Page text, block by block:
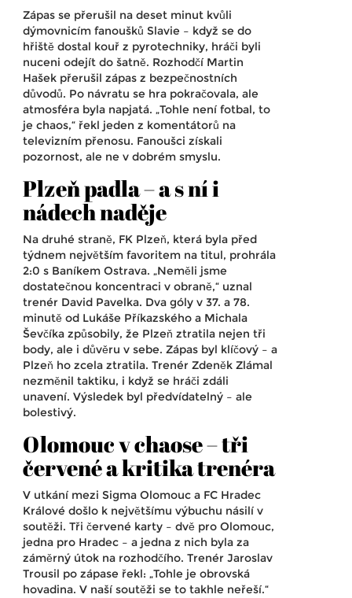
Zápas se přerušil na deset minut kvůli
dýmovnicím fanoušků Slavie – když se do
hřiště dostal kouř z pyrotechniky, hráči byli
nuceni odejít do šatně. Rozhodčí Martin
Hašek přerušil zápas z bezpečnostních
důvodů. Po návratu se hra pokračovala, ale
atmosféra byla napjatá. „Tohle není fotbal, to
je chaos,“ řekl jeden z komentátorů na
televizním přenosu. Fanoušci získali
pozornost, ale ne v dobrém smyslu.
Plzeň padla – a s ní i
nádech naděje
Na druhé straně, FK Plzeň, která byla před
týdnem největším favoritem na titul, prohrála
2:0 s Baníkem Ostrava. „Neměli jsme
dostatečnou koncentraci v obraně,“ uznal
trenér David Pavelka. Dva góly v 37. a 78.
minutě od Lukáše Příkazského a Michala
Ševčíka způsobily, že Plzeň ztratila nejen tři
body, ale i důvěru v sebe. Zápas byl klíčový – a
Plzeň ho zcela ztratila. Trenér Zdeněk Zlámal
nezměnil taktiku, i když se hráči zdáli
unavení. Výsledek byl předvídatelný – ale
bolestivý.
Olomouc v chaose – tři
červené a kritika trenéra
V utkání mezi Sigma Olomouc a FC Hradec
Králové došlo k největšímu výbuchu násilí v
soutěži. Tři červené karty – dvě pro Olomouc,
jedna pro Hradec – a jedna z nich byla za
záměrný útok na rozhodčího. Trenér Jaroslav
Trousil po zápase řekl: „Tohle je obrovská
hovadina. V naší soutěži se to takhle neřeší.“